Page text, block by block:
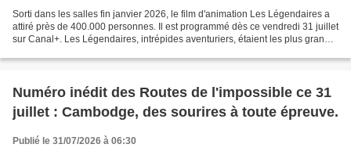
Sorti dans les salles fin janvier 2026, le film d'animation Les Légendaires a
attiré près de 400.000 personnes. Il est programmé dès ce vendredi 31 juillet
sur Canal+. Les Légendaires, intrépides aventuriers, étaient les plus grands
Numéro inédit des Routes de l'impossible ce 31
juillet : Cambodge, des sourires à toute épreuve.
Publié le 31/07/2026 à 06:30